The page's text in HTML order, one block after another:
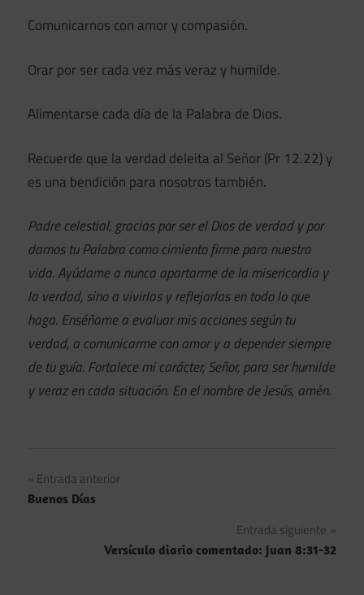
Comunicarnos con amor y compasión.
Orar por ser cada vez más veraz y humilde.
Alimentarse cada día de la Palabra de Dios.
Recuerde que la verdad deleita al Señor (Pr 12.22) y
es una bendición para nosotros también.
Padre celestial, gracias por ser el Dios de verdad y por
darnos tu Palabra como cimiento firme para nuestra
vida. Ayúdame a nunca apartarme de la misericordia y
la verdad, sino a vivirlas y reflejarlas en todo lo que
haga. Enséñame a evaluar mis acciones según tu
verdad, a comunicarme con amor y a depender siempre
de tu guía. Fortalece mi carácter, Señor, para ser humilde
y veraz en cada situación. En el nombre de Jesús, amén.
Navegación
de
entradas
Entrada anterior
Buenos Días
Entrada siguiente
Versículo diario comentado: Juan 8:31-32